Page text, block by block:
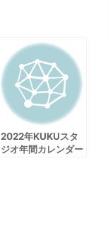
2022年KUKUスタ
ジオ年間カレンダー